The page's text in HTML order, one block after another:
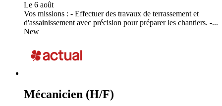
Le 6 août
Vos missions : - Effectuer des travaux de terrassement et
d'assainissement avec précision pour préparer les chantiers. -...
New
Mécanicien (H/F)